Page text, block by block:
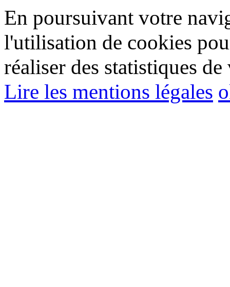
En poursuivant votre
l'utilisation de cookies
réaliser des statistiques de
Lire les mentions légales